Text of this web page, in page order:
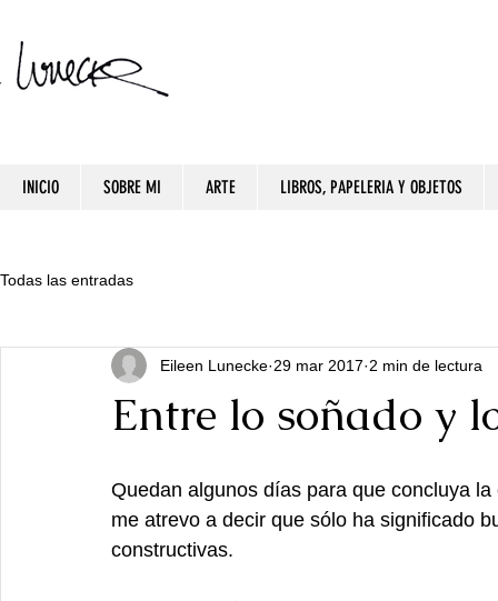
INICIO SOBRE MI ARTE LIBROS, PAPELERIA Y OBJETOS
Todas las entradas
Entre lo soñado y
Eileen Lunecke 29 mar 2017 2 min de lectura
Quedan algunos días para que concluya
me atrevo a decir que sólo ha significado
constructivas.